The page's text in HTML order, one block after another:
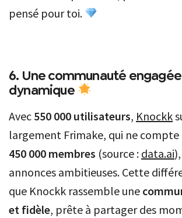
pensé pour toi.
6. Une communauté
dynamique
Avec 550 000 utilisateurs, Knockk
largement Frimake, qui ne
450 000 membres (source : data.ai
annonces ambitieuses. Cette
que Knockk rassemble une
et fidèle, prête à partager des